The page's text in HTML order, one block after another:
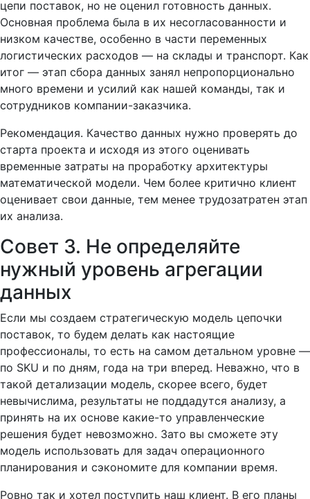
цепи поставок, но не оценил готовность данных.
Основная проблема была в их несогласованности и
низком качестве, особенно в части переменных
логистических расходов — на склады и транспорт. Как
итог — этап сбора данных занял непропорционально
много времени и усилий как нашей команды, так и
сотрудников компании-заказчика.
Рекомендация. Качество данных нужно проверять до
старта проекта и исходя из этого оценивать
временные затраты на проработку архитектуры
математической модели. Чем более критично клиент
оценивает свои данные, тем менее трудозатратен этап
их анализа.
Совет 3. Не определяйте
нужный уровень агрегации
данных
Если мы создаем стратегическую модель цепочки
поставок, то будем делать как настоящие
профессионалы, то есть на самом детальном уровне —
по SKU и по дням, года на три вперед. Неважно, что в
такой детализации модель, скорее всего, будет
невычислима, результаты не поддадутся анализу, а
принять на их основе какие-то управленческие
решения будет невозможно. Зато вы сможете эту
модель использовать для задач операционного
планирования и сэкономите для компании время.
Ровно так и хотел поступить наш клиент. В его планы